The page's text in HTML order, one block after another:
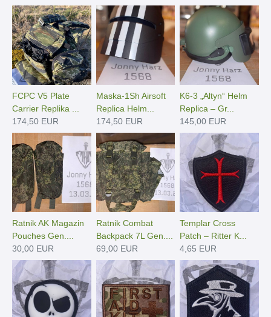
FCPC V5 Plate
Carrier Replika ...
174,50 EUR
Maska-1Sh Airsoft
Replica Helm...
174,50 EUR
K6-3 „Altyn“ Helm
Replica – Gr...
145,00 EUR
Ratnik AK Magazin
Pouches Gen....
30,00 EUR
Ratnik Combat
Backpack 7L Gen....
69,00 EUR
Templar Cross
Patch – Ritter K...
4,65 EUR